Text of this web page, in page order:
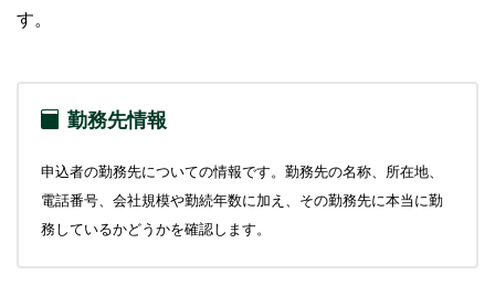
す。
勤務先情報
申込者の勤務先についての情報です。勤務先の名称、所在地、
電話番号、会社規模や勤続年数に加え、その勤務先に本当に勤
務しているかどうかを確認します。